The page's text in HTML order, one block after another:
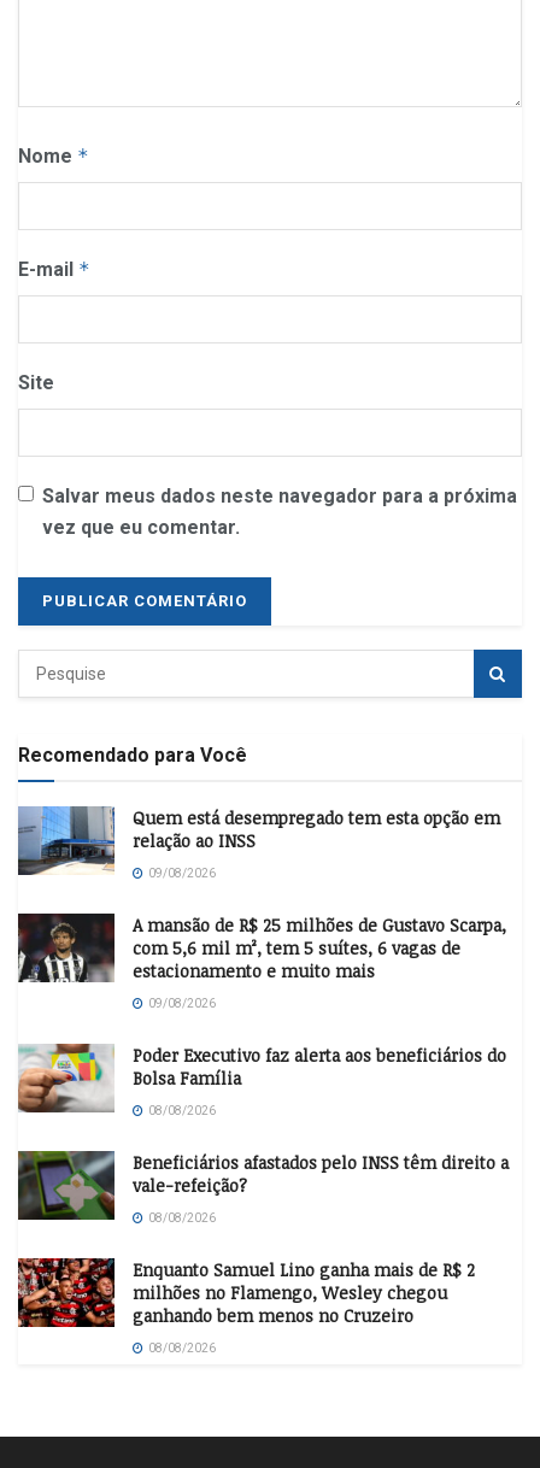
Nome *
E-mail *
Site
Salvar meus dados neste navegador para a próxima
vez que eu comentar.
Recomendado para Você
Quem está desempregado tem esta opção em
relação ao INSS
09/08/2026
A mansão de R$ 25 milhões de Gustavo Scarpa,
com 5,6 mil m², tem 5 suítes, 6 vagas de
estacionamento e muito mais
09/08/2026
Poder Executivo faz alerta aos beneficiários do
Bolsa Família
08/08/2026
Beneficiários afastados pelo INSS têm direito a
vale-refeição?
08/08/2026
Enquanto Samuel Lino ganha mais de R$ 2
milhões no Flamengo, Wesley chegou
ganhando bem menos no Cruzeiro
08/08/2026